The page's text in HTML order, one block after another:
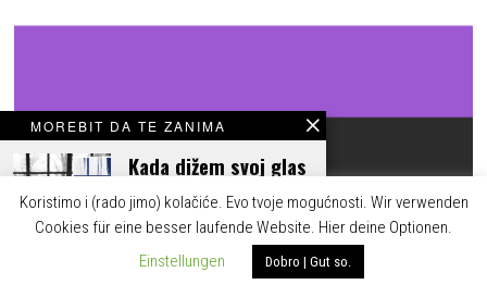
MOREBIT DA TE ZANIMA
Kada dižem svoj glas
Rodna nebinarnost u hrvatskom jeziku
Koristimo i (rado jimo) kolačiće. Evo tvoje mogućnosti. Wir verwenden
Cookies für eine besser laufende Website. Hier deine Optionen.
Einstellungen
Dobro | Gut so.